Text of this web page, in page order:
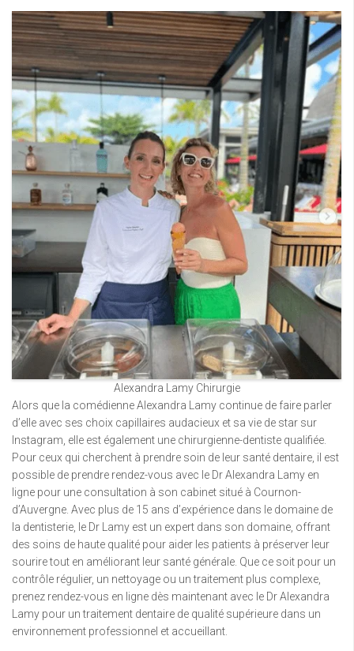
Alexandra Lamy Chirurgie
Alors que la comédienne Alexandra Lamy continue de faire parler
d’elle avec ses choix capillaires audacieux et sa vie de star sur
Instagram, elle est également une chirurgienne-dentiste qualifiée.
Pour ceux qui cherchent à prendre soin de leur santé dentaire, il est
possible de prendre rendez-vous avec le Dr Alexandra Lamy en
ligne pour une consultation à son cabinet situé à Cournon-
d’Auvergne. Avec plus de 15 ans d’expérience dans le domaine de
la dentisterie, le Dr Lamy est un expert dans son domaine, offrant
des soins de haute qualité pour aider les patients à préserver leur
sourire tout en améliorant leur santé générale. Que ce soit pour un
contrôle régulier, un nettoyage ou un traitement plus complexe,
prenez rendez-vous en ligne dès maintenant avec le Dr Alexandra
Lamy pour un traitement dentaire de qualité supérieure dans un
environnement professionnel et accueillant.